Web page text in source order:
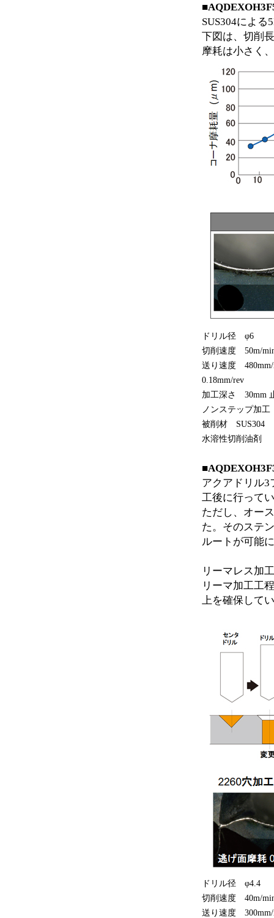
SUS304によ
下図は、切削
摩耗は小さく
ドリル径 φ6
切削速度 50m/
送り速度
0.18mm/rev
加工深さ 30mm
ノンステップ加工
被削材 SUS304
水溶性切削油剤
アクアドリル3
工後に行って
ただし、オー
た。そのステ
ルートが可能
リーマレス加
リーマ加工工
上を確保して
ドリル径 φ4.4
切削速度 40m/
送り速度